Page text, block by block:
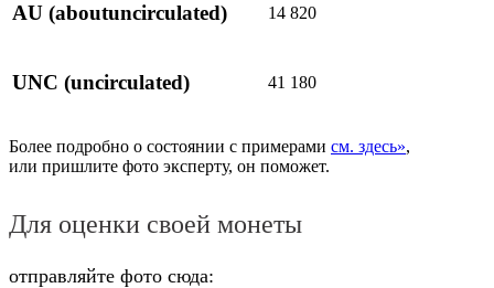
AU (aboutuncirculated) 14 820
UNC (uncirculated) 41 180
Более подробно о состоянии с примерами см. здесь»,
или пришлите фото эксперту, он поможет.
Для оценки своей монеты
отправляйте фото сюда: